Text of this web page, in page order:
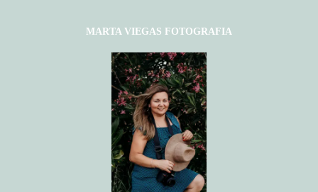
MARTA VIEGAS FOTOGRAFIA